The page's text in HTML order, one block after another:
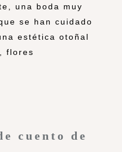
una boda muy
se han cuidado
estética otoñal
flores
cuento de